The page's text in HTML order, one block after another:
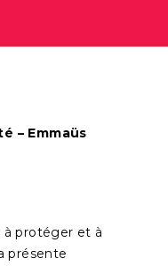
– Emmaüs
à protéger et à
présente